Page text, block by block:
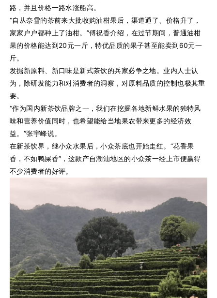
路，并且价格一路水涨船高。
“自从奈雪的茶前来大批收购油柑果后，渠道通了、价格升了，
家家户户都种上了油柑。”傅祝香介绍，在过节期间，普通油柑
果的价格能达到20元一斤，特优品质的果子甚至能卖到60元一
斤。
发掘新原料、新口味是新式茶饮的兵家必争之地。业内人士认
为，除研发能力和对消费者的洞察，对原料品质的控制也极其重
要。
“作为国内新茶饮品牌之一，我们在挖掘各地新鲜水果的独特风
味和营养价值同时，也希望能给当地果农带来更多的经济效
益。”张宇峰说。
在新茶饮界，继小众水果后，小众茶底也开始走红。“花香果
香，不如鸭屎香”，这款产自潮汕地区的小众茶一经上市便赢得
不少消费者的好评。